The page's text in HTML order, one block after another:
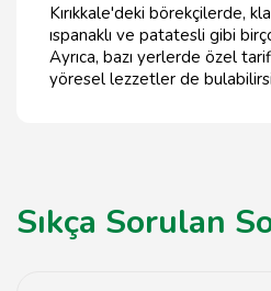
Kırıkkale'deki börekçilerde,
ıspanaklı ve patatesli gibi
Ayrıca, bazı yerlerde özel
yöresel lezzetler de
Sıkça Sorulan